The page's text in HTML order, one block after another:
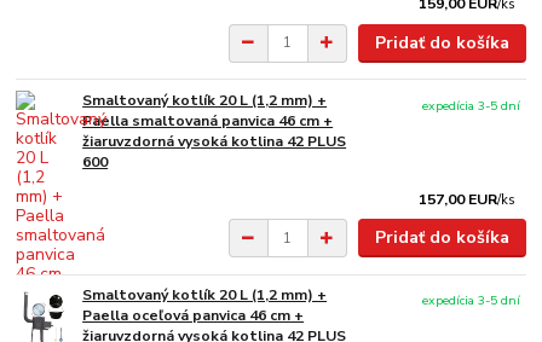
/ks
Pridať do košíka
Smaltovaný kotlík 20 L (1,2 mm) +
Paella smaltovaná panvica 46 cm +
žiaruvzdorná vysoká kotlina 42 PLUS
600
157,00 EUR/ks
expedícia 3-5 dní
Pridať do košíka
Smaltovaný kotlík 20 L (1,2 mm) +
Paella oceľová panvica 46 cm +
žiaruvzdorná vysoká kotlina 42 PLUS
expedícia 3-5 dní